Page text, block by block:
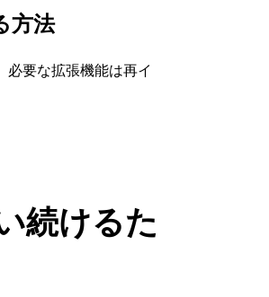
方法
要な拡張機能は再イ
続けるた